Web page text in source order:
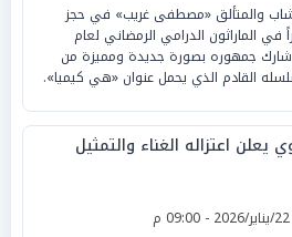
والمتألق «مصطفى غريب» في حجز
في الماراثون الدرامي الرمضاني لعام
شارك جمهوره بصورة جديدة ومميزة من
القادم الذي يحمل عنوان «هي كيميا».
يعلن اعتزاله الغناء والتمثيل